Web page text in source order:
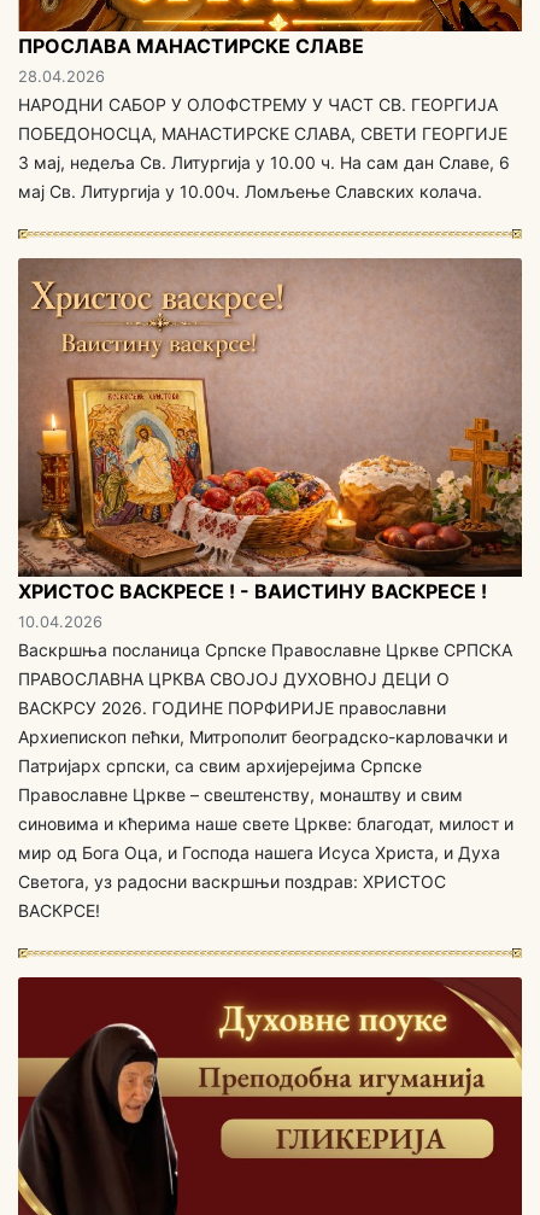
ПРОСЛАВА МАНАСТИРСКЕ СЛАВЕ
28.04.2026
НАРОДНИ САБОР У ОЛОФСТРЕМУ У ЧАСТ СВ. ГЕОРГИЈА
ПОБЕДОНОСЦА, МАНАСТИРСКЕ СЛАВА, СВЕТИ ГЕОРГИЈЕ
3 мај, недеља Св. Литургија у 10.00 ч. На сам дан Славе, 6
мај Св. Литургија у 10.00ч. Ломљење Славских колача.
ХРИСТОС ВАСКРЕСЕ ! - ВАИСТИНУ ВАСКРЕСЕ !
10.04.2026
Васкршња посланица Српске Православне Цркве СРПСКА
ПРАВОСЛАВНА ЦРКВА СВОЈОЈ ДУХОВНОЈ ДЕЦИ O
ВАСКРСУ 2026. ГОДИНЕ ПОРФИРИЈЕ православни
Архиепископ пећки, Митрополит београдско-карловачки и
Патријарх српски, са свим aрхијерејима Српске
Православне Цркве – свештенству, монаштву и свим
синовима и кћерима наше свете Цркве: благодат, милост и
мир од Бога Оца, и Господа нашега Исуса Христа, и Духа
Светога, уз радосни васкршњи поздрав: ХРИСТОС
ВАСКРСЕ!